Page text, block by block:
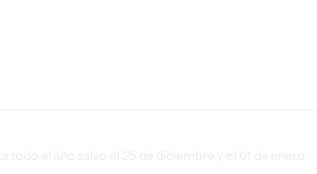
todo el año salvo el 25 de diciembre y el 01 de enero.